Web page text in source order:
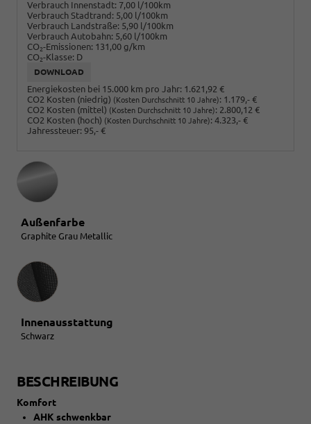
Verbrauch Innenstadt: 7,00 l/100km
Verbrauch Stadtrand: 5,00 l/100km
Verbrauch Landstraße: 5,90 l/100km
Verbrauch Autobahn: 5,60 l/100km
CO2-Emissionen: 131,00 g/km
CO2-Klasse: D
DOWNLOAD
Energiekosten bei 15.000 km pro Jahr: 1.621,92 €
CO2 Kosten (niedrig) (Kosten Durchschnitt 10 Jahre): 1.179,- €
CO2 Kosten (mittel) (Kosten Durchschnitt 10 Jahre): 2.800,12 €
CO2 Kosten (hoch) (Kosten Durchschnitt 10 Jahre): 4.323,- €
Jahressteuer: 95,- €
Außenfarbe
Graphite Grau Metallic
Innenausstattung
Innenausstattung
Schwarz
BESCHREIBUNG
Komfort
AHK schwenkbar